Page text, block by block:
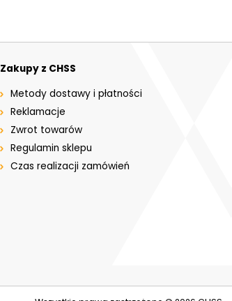
Zakupy z CHSS
Metody dostawy i płatności
Reklamacje
Zwrot towarów
Regulamin sklepu
Czas realizacji zamówień